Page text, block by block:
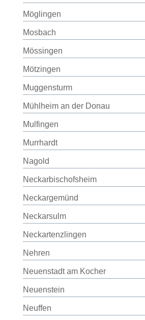
Möglingen
Mosbach
Mössingen
Mötzingen
Muggensturm
Mühlheim an der Donau
Mulfingen
Murrhardt
Nagold
Neckarbischofsheim
Neckargemünd
Neckarsulm
Neckartenzlingen
Nehren
Neuenstadt am Kocher
Neuenstein
Neuffen